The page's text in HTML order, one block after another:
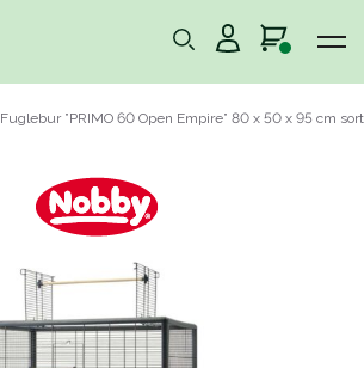
Fuglebur ”PRIMO 60 Open Empire” 80 x 50 x 95 cm sort